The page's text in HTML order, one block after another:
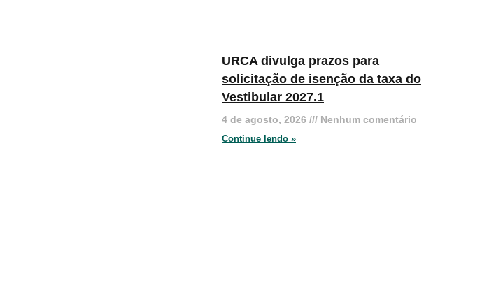
URCA divulga prazos para
solicitação de isenção da taxa do
Vestibular 2027.1
4 de agosto, 2026 Nenhum comentário
Continue lendo »